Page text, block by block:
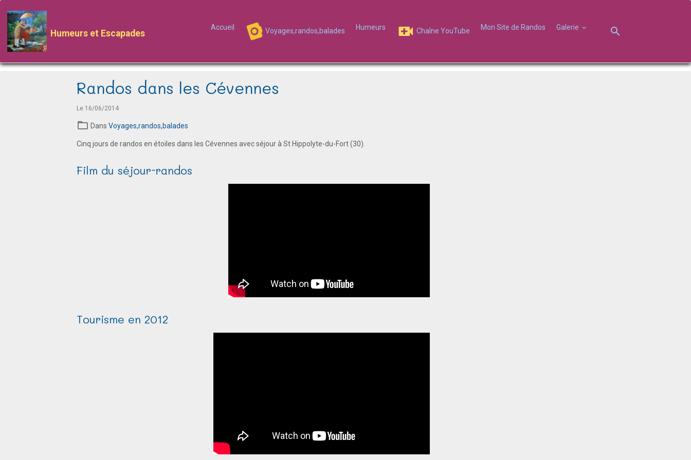
Humeurs et Escapades
Accueil Voyages,randos,balades Humeurs Chaîne YouTube Mon Site de Randos Galerie
Randos dans les Cévennes
Le 16/06/2014
DansVoyages,randos,balades
Cinq jours de randos en étoiles dans les Cévennes avec séjour à St Hippolyte-du-Fort (30).
Film du séjour-randos
Tourisme en 2012